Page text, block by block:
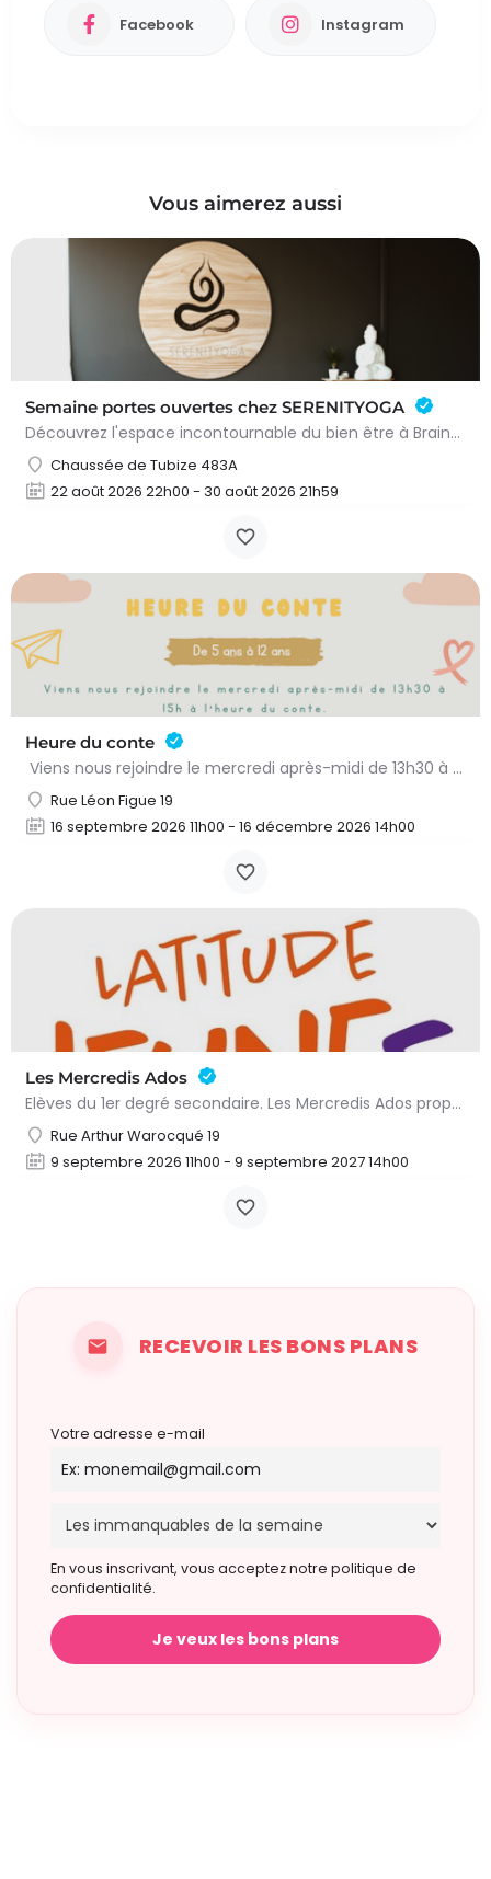
Facebook Instagram
Vous aimerez aussi
Semaine portes ouvertes chez SERENITYOGA
Découvrez l'espace incontournable du bien être à Braine L'alleud!Du 23 au 30 aout 2026 nous proposons un Pass…
Chaussée de Tubize 483A
22 août 2026 22h00 - 30 août 2026 21h59
Heure du conte
Viens nous rejoindre le mercredi après-midi de 13h30 à 15h à l’heure du conte. On y lit des histoires…
Rue Léon Figue 19
16 septembre 2026 11h00 - 16 décembre 2026 14h00
Les Mercredis Ados
Elèves du 1er degré secondaire. Les Mercredis Ados proposent, aux jeunes, un accompagnement scolaire et une…
Rue Arthur Warocqué 19
9 septembre 2026 11h00 - 9 septembre 2027 14h00
RECEVOIR LES BONS PLANS
Votre adresse e-mail
En vous inscrivant, vous acceptez notre politique de
confidentialité.